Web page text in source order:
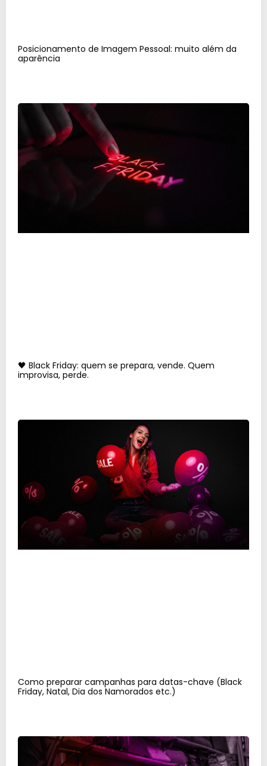
Posicionamento de Imagem Pessoal: muito além da
aparência
🖤 Black Friday: quem se prepara, vende. Quem
improvisa, perde.
Como preparar campanhas para datas-chave (Black
Friday, Natal, Dia dos Namorados etc.)